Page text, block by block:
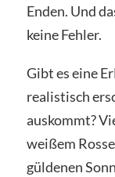
Enden. Und
keine Fehler.
Gibt es eine
realistisch
auskommt?
weißem
güldenen